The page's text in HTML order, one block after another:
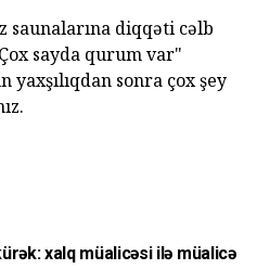
saunalarına diqqəti cəlb
sayda qurum var"
sonra çox şey
xalq müalicəsi ilə müalicə